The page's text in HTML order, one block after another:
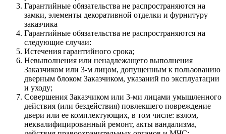
Гарантийные обязательства не распространяются на
замки, элементы декоративной отделки и фурнитуру
заказчика
Гарантийные обязательства не распространяются на
следующие случаи:
Истечения гарантийного срока;
Невыполнения или ненадлежащего выполнения
Заказчиком или 3-м лицом, допущенным к пользованию
дверным блоком Заказчиком, указаний по эксплуатации
и уходу;
Совершения Заказчиком или 3-ми лицами умышленного
действия (или бездействия) повлекшего повреждение
двери или ее комплектующих, в том числе: взлом,
неквалифицированный ремонт, акты вандализма,